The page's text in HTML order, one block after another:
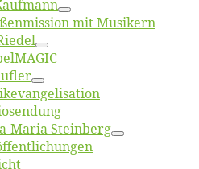
mit Musikern
Ma­ria Steinberg